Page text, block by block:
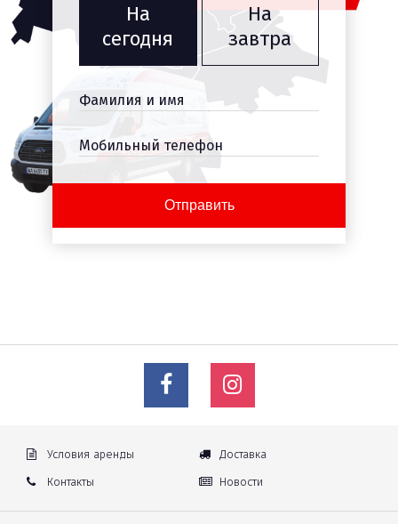
На
сегодня
На
завтра
Фамилия и имя
Мобильный телефон
Условия аренды Доставка
Контакты Новости